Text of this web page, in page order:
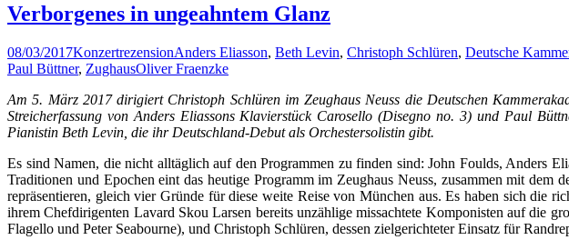
Verborgenes in ungeahntem Glanz
08/03/2017KonzertrezensionAnders Eliasson, Beth Levin, Christoph Schlüren, Deutsche
Paul Büttner, ZughausOliver Fraenzke
Am 5. März 2017 dirigiert Christoph Schlüren im Zeughaus Neuss die Deutschen
Streicherfassung von Anders Eliassons Klavierstück Carosello (Disegno no. 3) und Paul
Pianistin Beth Levin, die ihr Deutschland-Debut als Orchestersolistin gibt.
Es sind Namen, die nicht alltäglich auf den Programmen zu finden sind: John Foulds, Anders
Traditionen und Epochen eint das heutige Programm im Zeughaus Neuss, zusammen mit
repräsentieren, gleich vier Gründe für diese weite Reise von München aus. Es haben sich die
ihrem Chefdirigenten Lavard Skou Larsen bereits unzählige missachtete Komponisten auf die
Flagello und Peter Seabourne), und Christoph Schlüren, dessen zielgerichteter Einsatz für